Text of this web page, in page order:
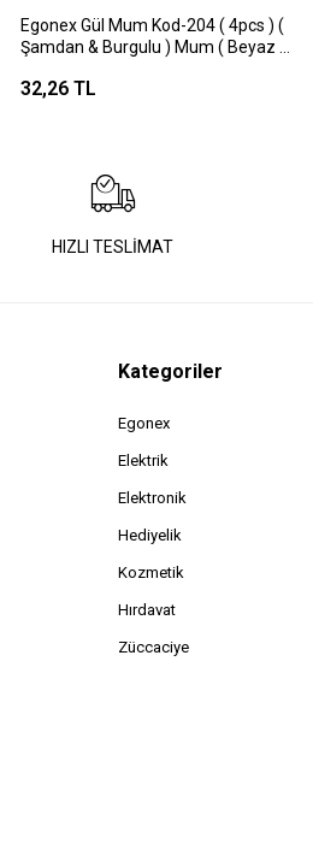
Egonex Gül Mum Kod-204 ( 4pcs ) (
Şamdan & Burgulu ) Mum ( Beyaz &
32,26 TL
HIZLI TESLİMAT
Kategoriler
Egonex
Elektrik
Elektronik
Hediyelik
Kozmetik
Hırdavat
Züccaciye